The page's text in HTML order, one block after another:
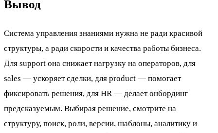
Вывод
Система управления знаниями нужна не ради красивой
структуры, а ради скорости и качества работы бизнеса.
Для support она снижает нагрузку на операторов, для
sales — ускоряет сделки, для product — помогает
фиксировать решения, для HR — делает онбординг
предсказуемым. Выбирая решение, смотрите на
структуру, поиск, роли, версии, шаблоны, аналитику и